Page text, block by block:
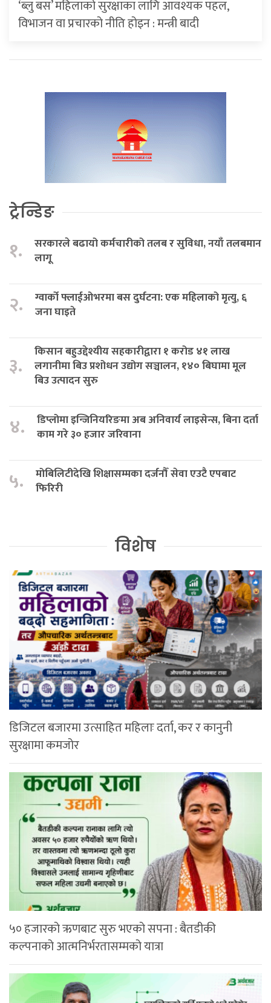
‘ब्लु बस’ महिलाको सुरक्षाका लागि आवश्यक पहल,
विभाजन वा प्रचारको नीति होइन : मन्त्री बादी
ट्रेन्डिङ
१.
सरकारले बढायो कर्मचारीको तलब र सुविधा, नयाँ तलबमान
लागू
२.
ग्वार्को फ्लाईओभरमा बस दुर्घटना: एक महिलाको मृत्यु, ६
जना घाइते
३.
किसान बहुउद्देश्यीय सहकारीद्वारा १ करोड ४१ लाख
लगानीमा बिउ प्रशोधन उद्योग सञ्चालन, १४० बिघामा मूल
बिउ उत्पादन सुरु
४.
डिप्लोमा इन्जिनियरिङमा अब अनिवार्य लाइसेन्स, बिना दर्ता
काम गरे ३० हजार जरिवाना
५.
मोबिलिटीदेखि शिक्षासम्मका दर्जनौँ सेवा एउटै एपबाट
फिरिरी
विशेष
डिजिटल बजारमा उत्साहित महिलाः दर्ता, कर र कानुनी
सुरक्षामा कमजोर
५० हजारको ऋणबाट सुरु भएको सपना : बैतडीकी
कल्पनाको आत्मनिर्भरतासम्मको यात्रा